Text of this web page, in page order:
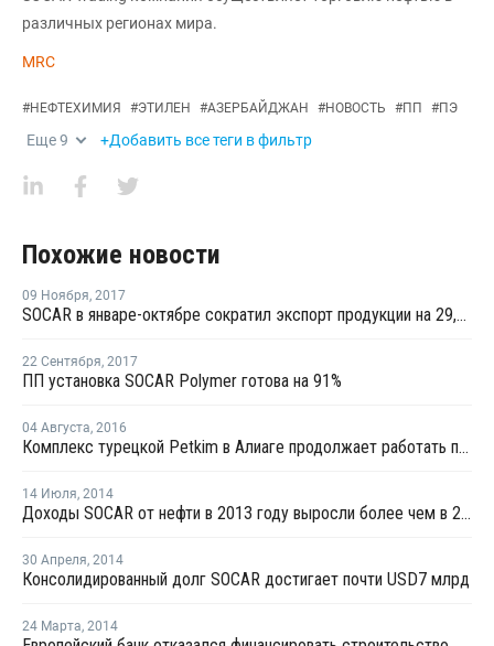
различных регионах мира.
MRC
#НЕФТЕХИМИЯ #ЭТИЛЕН #АЗЕРБАЙДЖАН #НОВОСТЬ #ПП #ПЭ
Еще9 +Добавить все теги в фильтр
Похожие новости
09 Ноября, 2017
SOCAR в январе-октябре сократил экспорт продукции на 29,4%
22 Сентября, 2017
ПП установка SOCAR Polymer готова на 91%
04 Августа, 2016
Комплекс турецкой Petkim в Алиаге продолжает работать после проверки полицией
14 Июля, 2014
Доходы SOCAR от нефти в 2013 году выросли более чем в 2 раза
30 Апреля, 2014
Консолидированный долг SOCAR достигает почти USD7 млрд
24 Марта, 2014